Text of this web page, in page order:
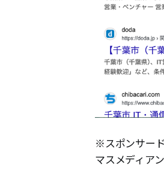
※スポンサー
マスメディア